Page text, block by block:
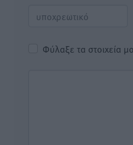
Φύλαξε τα στοιχεία